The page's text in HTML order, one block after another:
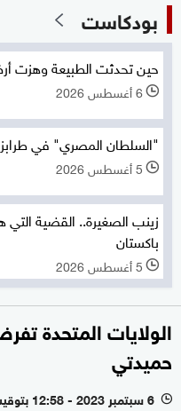
بودكاست
حين تحدثت الطبيعة وهزت
l 6 أغسطس 2026
"السلطان المصري" في
l 5 أغسطس 2026
زينب الصغيرة.. القضية
باكستان
l 5 أغسطس 2026
الولايات المتحدة
حميدتي
l 6 سبتمبر 2023 - 12:58 بتوقيت أبوظبي